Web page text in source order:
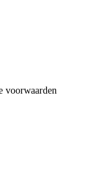
voorwaarden